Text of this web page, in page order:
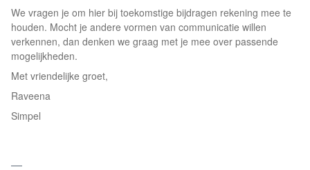
We vragen je om hier bij toekomstige bijdragen rekening mee te
houden. Mocht je andere vormen van communicatie willen
verkennen, dan denken we graag met je mee over passende
mogelijkheden.
Met vriendelijke groet,
Raveena
Simpel